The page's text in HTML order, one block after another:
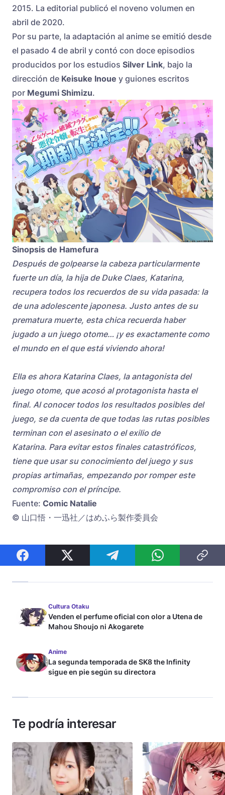
2015. La editorial publicó el noveno volumen en
abril de 2020.
Por su parte, la adaptación al anime se emitió desde
el pasado 4 de abril y contó con doce episodios
producidos por los estudios Silver Link, bajo la
dirección de Keisuke Inoue y guiones escritos
por Megumi Shimizu.
Sinopsis de Hamefura
Después de golpearse la cabeza particularmente
fuerte un día, la hija de Duke Claes, Katarina,
recupera todos los recuerdos de su vida pasada: la
de una adolescente japonesa. Justo antes de su
prematura muerte, esta chica recuerda haber
jugado a un juego otome… ¡y es exactamente como
el mundo en el que está viviendo ahora!
Ella es ahora Katarina Claes, la antagonista del
juego otome, que acosó al protagonista hasta el
final. Al conocer todos los resultados posibles del
juego, se da cuenta de que todas las rutas posibles
terminan con el asesinato o el exilio de
Katarina. Para evitar estos finales catastróficos,
tiene que usar su conocimiento del juego y sus
propias artimañas, empezando por romper este
compromiso con el príncipe.
Fuente: Comic Natalie
© 山口悟・一迅社／はめふら製作委員会
Cultura Otaku
Venden el perfume oficial con olor a Utena de
Mahou Shoujo ni Akogarete
Anime
La segunda temporada de SK8 the Infinity
sigue en pie según su directora
Te podría interesar